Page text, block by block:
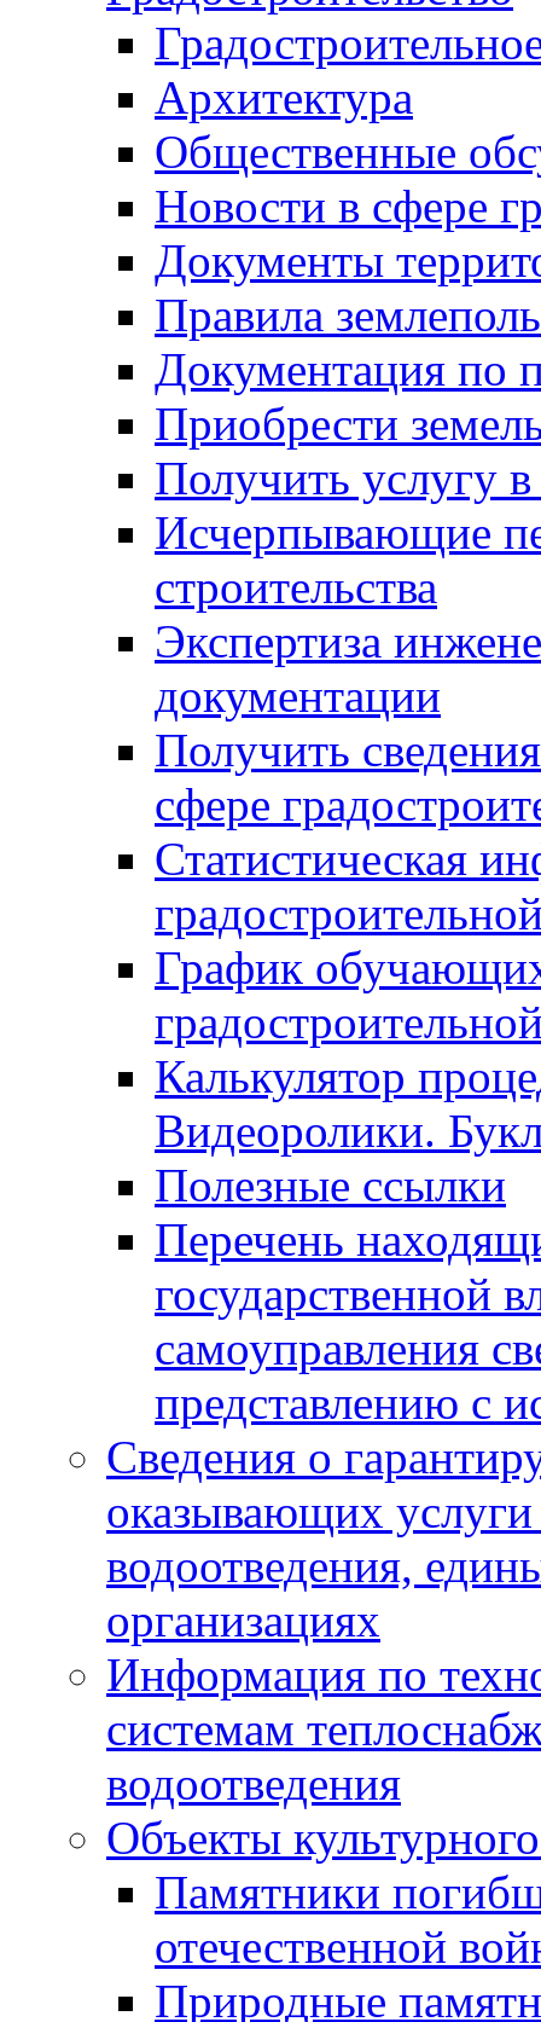
Архитектура
Общественные
Новости в сфере
Документы
Правила
Документация по
Приобрести
Получить услугу в
Исчерпывающие
строительства
Экспертиза
документации
Получить
сфере
Статистическая
График
Калькулятор
Видеоролики.
Полезные ссылки
Перечень
государственной
самоуправления
представлению с
Сведения о
оказывающих
водоотведения,
организациях
Информация по
системам
водоотведения
Объекты
Памятники
отечественной
Природные